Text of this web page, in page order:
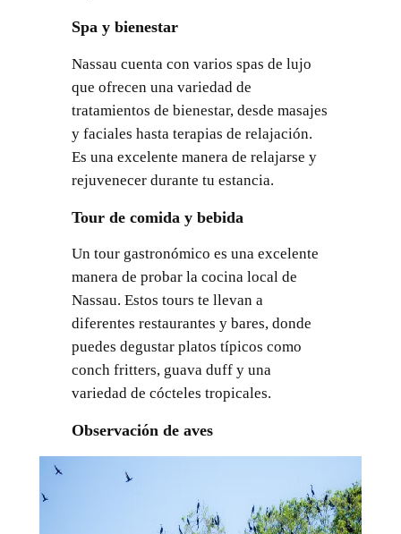
Spa y bienestar
Nassau cuenta con varios spas de lujo
que ofrecen una variedad de
tratamientos de bienestar, desde masajes
y faciales hasta terapias de relajación.
Es una excelente manera de relajarse y
rejuvenecer durante tu estancia.
Tour de comida y bebida
Un tour gastronómico es una excelente
manera de probar la cocina local de
Nassau. Estos tours te llevan a
diferentes restaurantes y bares, donde
puedes degustar platos típicos como
conch fritters, guava duff y una
variedad de cócteles tropicales.
Observación de aves